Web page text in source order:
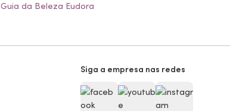
Guia da Beleza Eudora
Siga a empresa nas redes